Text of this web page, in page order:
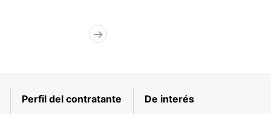
Perfil del contratante De interés